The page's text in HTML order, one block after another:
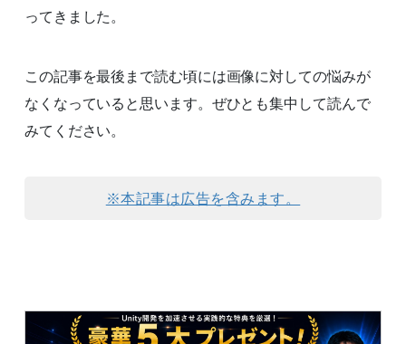
ってきました。
この記事を最後まで読む頃には画像に対しての悩みが
なくなっていると思います。ぜひとも集中して読んで
みてください。
※本記事は広告を含みます。